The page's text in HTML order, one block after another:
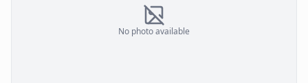
No photo available